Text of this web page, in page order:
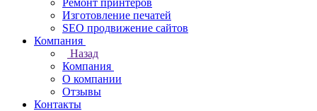
Ремонт принтеров
Изготовление печатей
SEO продвижение сайтов
Компания
Назад
Компания
О компании
Отзывы
Контакты